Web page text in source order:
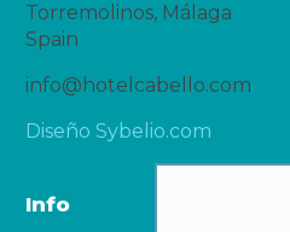
Torremolinos, Málaga
Spain
info@hotelcabello.com
Diseño Sybelio.com
Info